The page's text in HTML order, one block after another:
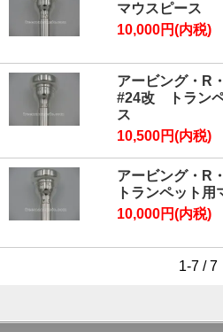
マウスピース
10,000円(内税)
アービング・R
#24改 トラン
ス
10,500円(内税)
アービング・
トランペット用
10,000円(内税)
1-7 / 7